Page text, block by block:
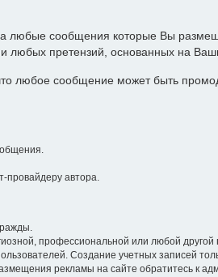
любые сообщения которые Вы
любых претензий, основанных на
любое сообщение может быть
провайдеру автора.
профессиональной или любой
Создание учетных записей
рекламы на сайте обратитесь к